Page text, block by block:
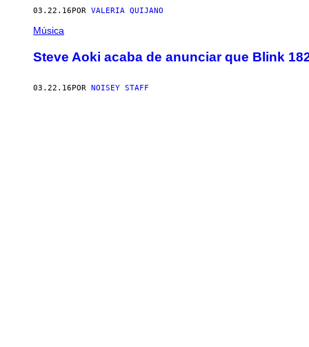
03.22.16 POR VALERIA QUIJANO
Música
Steve Aoki acaba de anunciar que Blink
03.22.16POR NOISEY STAFF